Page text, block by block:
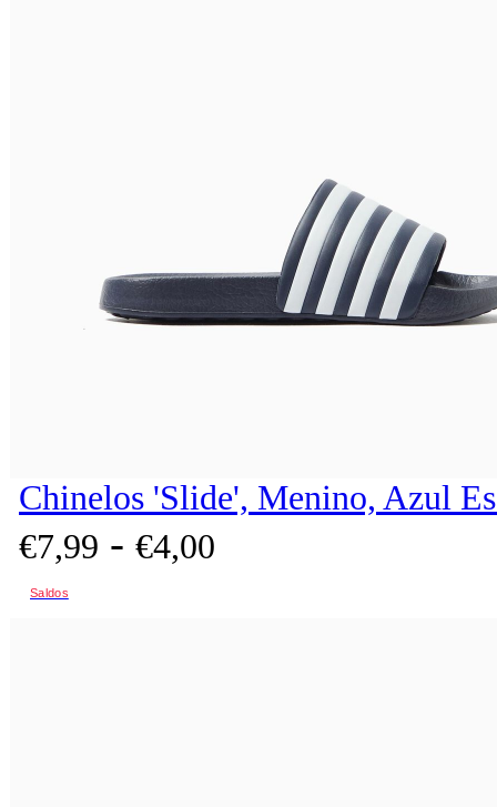
Chinelos 'Slide', Menino, Azul
€7,99 - €4,00
Saldos